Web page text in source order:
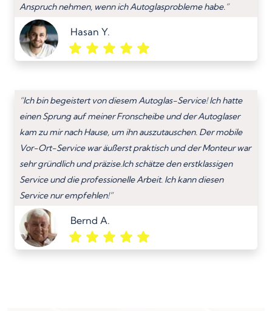
Anspruch nehmen, wenn ich Autoglasprobleme habe.”
Hasan Y.
“Ich bin begeistert von diesem Autoglas-Service! Ich hatte
einen Sprung auf meiner Fronscheibe und der Autoglaser
kam zu mir nach Hause, um ihn auszutauschen. Der mobile
Vor-Ort-Service war äußerst praktisch und der Monteur war
sehr gründlich und präzise.Ich schätze den erstklassigen
Service und die professionelle Arbeit. Ich kann diesen
Service nur empfehlen!”
Bernd A.